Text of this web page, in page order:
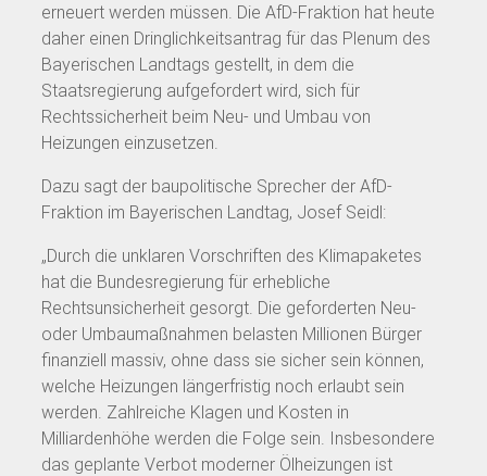
erneuert werden müssen. Die AfD-Fraktion hat heute
daher einen Dringlichkeitsantrag für das Plenum des
Bayerischen Landtags gestellt, in dem die
Staatsregierung aufgefordert wird, sich für
Rechtssicherheit beim Neu- und Umbau von
Heizungen einzusetzen.
Dazu sagt der baupolitische Sprecher der AfD-
Fraktion im Bayerischen Landtag, Josef Seidl:
„Durch die unklaren Vorschriften des Klimapaketes
hat die Bundesregierung für erhebliche
Rechtsunsicherheit gesorgt. Die geforderten Neu-
oder Umbaumaßnahmen belasten Millionen Bürger
finanziell massiv, ohne dass sie sicher sein können,
welche Heizungen längerfristig noch erlaubt sein
werden. Zahlreiche Klagen und Kosten in
Milliardenhöhe werden die Folge sein. Insbesondere
das geplante Verbot moderner Ölheizungen ist